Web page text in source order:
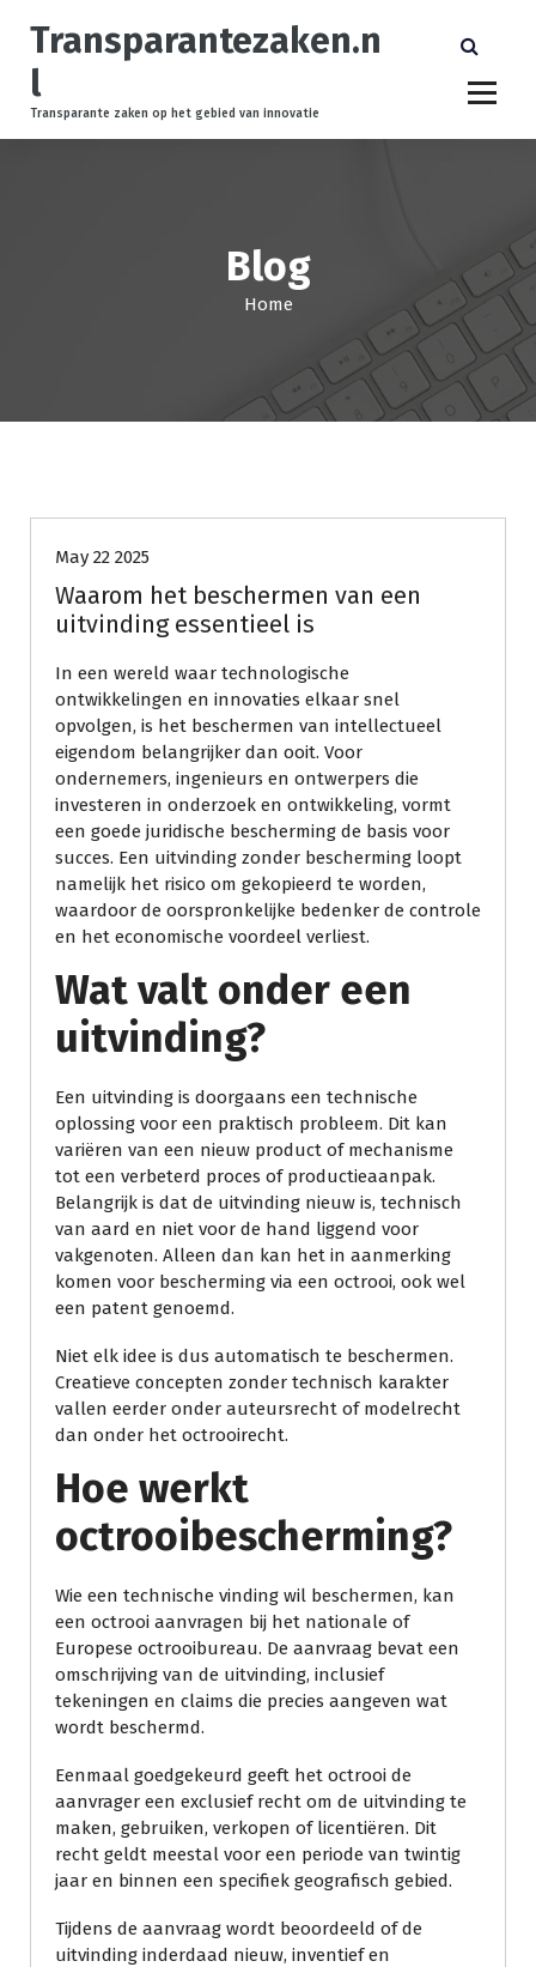
o
Transparantezaken.n
l
Transparante zaken op het gebied van innovatie
Blog
Home
May 22 2025
Waarom het beschermen van een
uitvinding essentieel is
In een wereld waar technologische
ontwikkelingen en innovaties elkaar snel
opvolgen, is het beschermen van intellectueel
eigendom belangrijker dan ooit. Voor
ondernemers, ingenieurs en ontwerpers die
investeren in onderzoek en ontwikkeling, vormt
een goede juridische bescherming de basis voor
succes. Een uitvinding zonder bescherming loopt
namelijk het risico om gekopieerd te worden,
waardoor de oorspronkelijke bedenker de controle
en het economische voordeel verliest.
Wat valt onder een
uitvinding?
Een uitvinding is doorgaans een technische
oplossing voor een praktisch probleem. Dit kan
variëren van een nieuw product of mechanisme
tot een verbeterd proces of productieaanpak.
Belangrijk is dat de uitvinding nieuw is, technisch
van aard en niet voor de hand liggend voor
vakgenoten. Alleen dan kan het in aanmerking
komen voor bescherming via een octrooi, ook wel
een patent genoemd.
Niet elk idee is dus automatisch te beschermen.
Creatieve concepten zonder technisch karakter
vallen eerder onder auteursrecht of modelrecht
dan onder het octrooirecht.
Hoe werkt
octrooibescherming?
Wie een technische vinding wil beschermen, kan
een octrooi aanvragen bij het nationale of
Europese octrooibureau. De aanvraag bevat een
omschrijving van de uitvinding, inclusief
tekeningen en claims die precies aangeven wat
wordt beschermd.
Eenmaal goedgekeurd geeft het octrooi de
aanvrager een exclusief recht om de uitvinding te
maken, gebruiken, verkopen of licentiëren. Dit
recht geldt meestal voor een periode van twintig
jaar en binnen een specifiek geografisch gebied.
Tijdens de aanvraag wordt beoordeeld of de
uitvinding inderdaad nieuw, inventief en